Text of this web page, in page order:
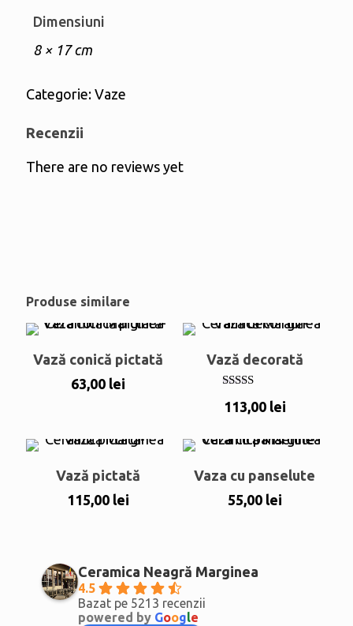
Dimensiuni
8 × 17 cm
Categorie: Vaze
Recenzii
There are no reviews yet
Produse similare
Vază conică pictată
63,00 lei
Vază decorată
Evaluat la
5.00
113,00 lei
Vază pictată
115,00 lei
Vaza cu panselute
55,00 lei
Ceramica Neagră Marginea
4.5
Bazat pe 5213 recenzii
powered by Google